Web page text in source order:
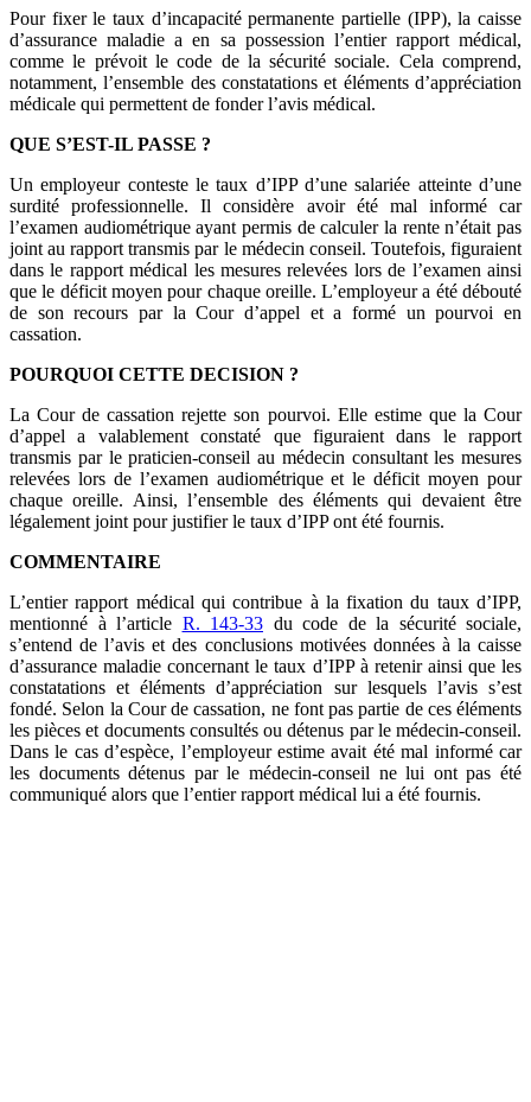
Pour fixer le taux d’incapacité permanente partielle (IPP), la caisse
d’assurance maladie a en sa possession l’entier rapport médical,
comme le prévoit le code de la sécurité sociale. Cela comprend,
notamment, l’ensemble des constatations et éléments d’appréciation
médicale qui permettent de fonder l’avis médical.
QUE S’EST-IL PASSE ?
Un employeur conteste le taux d’IPP d’une salariée atteinte d’une
surdité professionnelle. Il considère avoir été mal informé car
l’examen audiométrique ayant permis de calculer la rente n’était pas
joint au rapport transmis par le médecin conseil. Toutefois, figuraient
dans le rapport médical les mesures relevées lors de l’examen ainsi
que le déficit moyen pour chaque oreille. L’employeur a été débouté
de son recours par la Cour d’appel et a formé un pourvoi en
cassation.
POURQUOI CETTE DECISION ?
La Cour de cassation rejette son pourvoi. Elle estime que la Cour
d’appel a valablement constaté que figuraient dans le rapport
transmis par le praticien-conseil au médecin consultant les mesures
relevées lors de l’examen audiométrique et le déficit moyen pour
chaque oreille. Ainsi, l’ensemble des éléments qui devaient être
légalement joint pour justifier le taux d’IPP ont été fournis.
COMMENTAIRE
L’entier rapport médical qui contribue à la fixation du taux d’IPP,
mentionné à l’article R. 143-33 du code de la sécurité sociale,
s’entend de l’avis et des conclusions motivées données à la caisse
d’assurance maladie concernant le taux d’IPP à retenir ainsi que les
constatations et éléments d’appréciation sur lesquels l’avis s’est
fondé. Selon la Cour de cassation, ne font pas partie de ces éléments
les pièces et documents consultés ou détenus par le médecin-conseil.
Dans le cas d’espèce, l’employeur estime avait été mal informé car
les documents détenus par le médecin-conseil ne lui ont pas été
communiqué alors que l’entier rapport médical lui a été fournis.